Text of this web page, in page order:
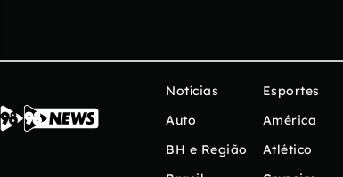
Notícias
Auto
BH e Região
Esportes
América
Atlético